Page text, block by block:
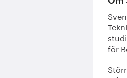
för